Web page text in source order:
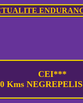
CEI***
Kms